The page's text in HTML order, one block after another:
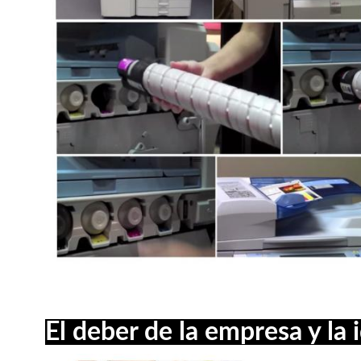
El deber de la empresa y la